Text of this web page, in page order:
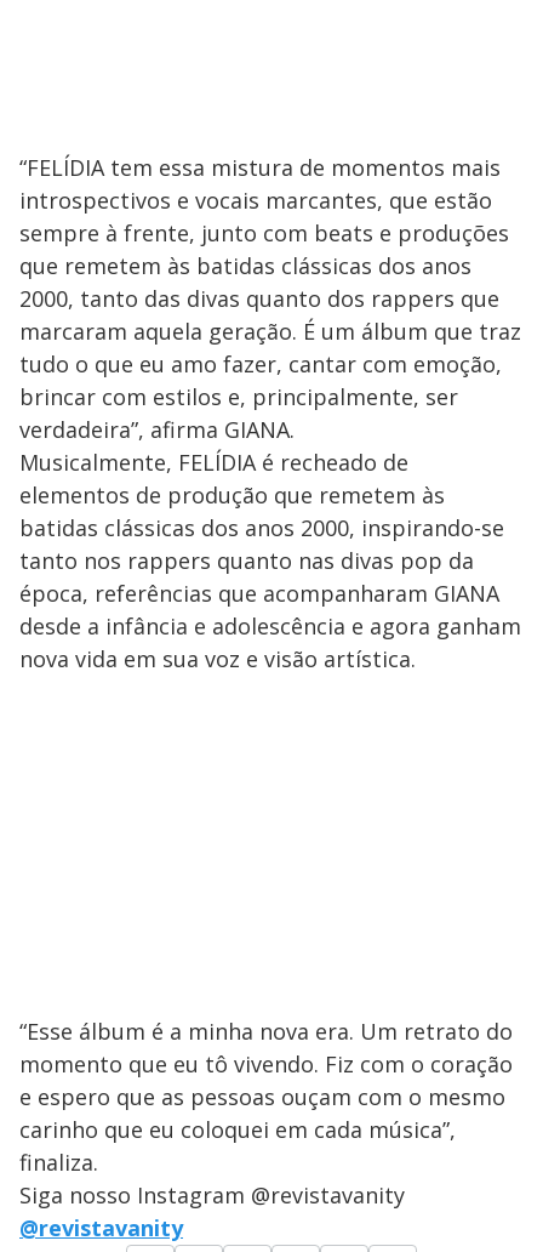
“FELÍDIA tem essa mistura de momentos mais
introspectivos e vocais marcantes, que estão
sempre à frente, junto com beats e produções
que remetem às batidas clássicas dos anos
2000, tanto das divas quanto dos rappers que
marcaram aquela geração. É um álbum que traz
tudo o que eu amo fazer, cantar com emoção,
brincar com estilos e, principalmente, ser
verdadeira”, afirma GIANA.
Musicalmente, FELÍDIA é recheado de
elementos de produção que remetem às
batidas clássicas dos anos 2000, inspirando-se
tanto nos rappers quanto nas divas pop da
época, referências que acompanharam GIANA
desde a infância e adolescência e agora ganham
nova vida em sua voz e visão artística.
“Esse álbum é a minha nova era. Um retrato do
momento que eu tô vivendo. Fiz com o coração
e espero que as pessoas ouçam com o mesmo
carinho que eu coloquei em cada música”,
finaliza.
Siga nosso Instagram @revistavanity
@revistavanity